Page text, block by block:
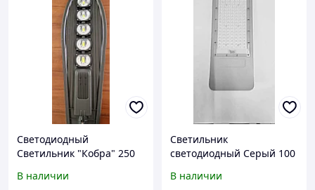
Светодиодный
Светильник "Кобра" 250
В наличии
Светильник
светодиодный Серый 100
В наличии